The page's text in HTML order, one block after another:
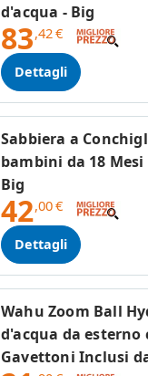
d'acqua - Big
83,42€
Dettagli
Sabbiera a
bambini da 18 Mesi
Big
42,00€
Dettagli
Wahu Zoom Ball
d'acqua da esterno
Gavettoni Inclusi